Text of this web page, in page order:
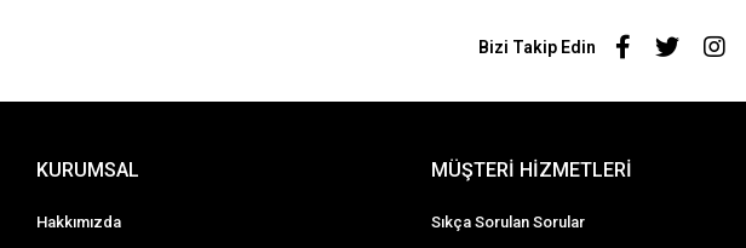
Bizi Takip Edin
KURUMSAL
Hakkımızda
MÜŞTERİ HİZMETLERİ
Sıkça Sorulan Sorular